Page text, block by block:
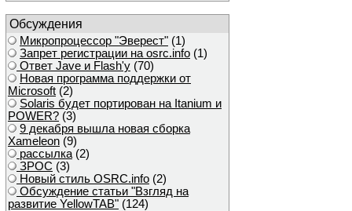
Обсуждения
Микропроцессор "Эверест" (1)
Запрет регистрации на osrc.info (1)
Ответ Javе и Flash'у (70)
Новая программа поддержки от
Microsoft (2)
Solaris будет портирован на Itanium и
POWER? (3)
9 декабря вышла новая сборка
Xameleon (9)
рассылка (2)
ЗРОС (3)
Новый стиль OSRC.info (2)
Обсуждение статьи "Взгляд на
развитие YellowTAB" (124)